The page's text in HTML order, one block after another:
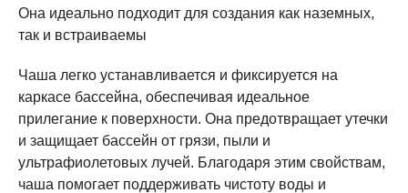
Она идеально подходит для создания как наземных,
так и встраиваемы
Чаша легко устанавливается и фиксируется на
каркасе бассейна, обеспечивая идеальное
прилегание к поверхности. Она предотвращает утечки
и защищает бассейн от грязи, пыли и
ультрафиолетовых лучей. Благодаря этим свойствам,
чаша помогает поддерживать чистоту воды и